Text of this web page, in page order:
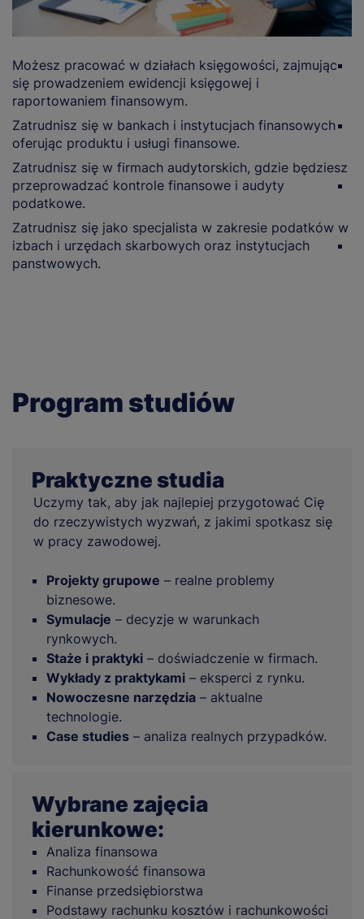
Możesz pracować w działach księgowości, zajmując
się prowadzeniem ewidencji księgowej i
raportowaniem finansowym.
Zatrudnisz się w bankach i instytucjach finansowych
oferując produktu i usługi finansowe.
Zatrudnisz się w firmach audytorskich, gdzie będziesz
przeprowadzać kontrole finansowe i audyty
podatkowe.
Zatrudnisz się jako specjalista w zakresie podatków w
izbach i urzędach skarbowych oraz instytucjach
panstwowych.
Program studiów
Praktyczne studia
Uczymy tak, aby jak najlepiej przygotować Cię
do rzeczywistych wyzwań, z jakimi spotkasz się
w pracy zawodowej.
Projekty grupowe – realne problemy
biznesowe.
Symulacje – decyzje w warunkach
rynkowych.
Staże i praktyki – doświadczenie w firmach.
Wykłady z praktykami – eksperci z rynku.
Nowoczesne narzędzia – aktualne
technologie.
Case studies – analiza realnych przypadków.
Wybrane zajęcia
kierunkowe:
Analiza finansowa
Rachunkowość finansowa
Finanse przedsiębiorstwa
Podstawy rachunku kosztów i rachunkowości